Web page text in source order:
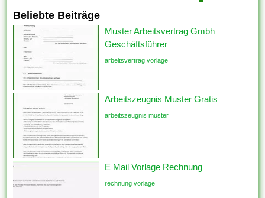
Beliebte Beiträge
Muster Arbeitsvertrag Gmbh
Geschäftsführer
arbeitsvertrag vorlage
Arbeitszeugnis Muster Gratis
arbeitszeugnis muster
E Mail Vorlage Rechnung
rechnung vorlage